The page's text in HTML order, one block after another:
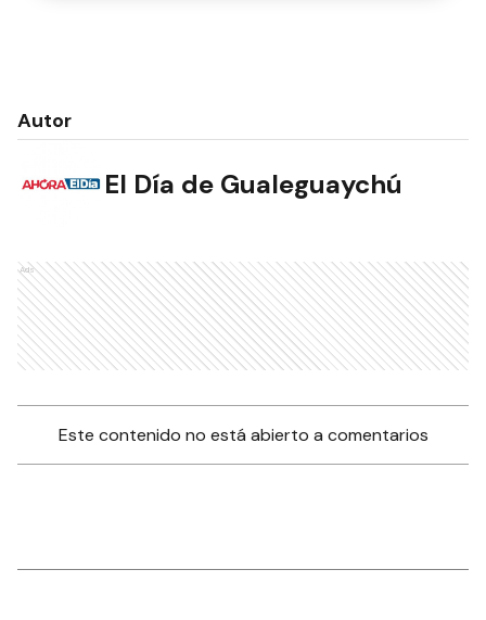
Autor
El Día de Gualeguaychú
Ads
Este contenido no está abierto a comentarios